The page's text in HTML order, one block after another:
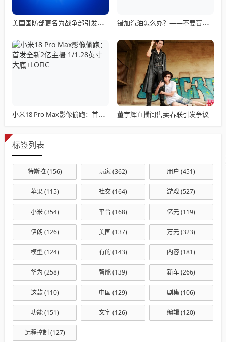
美国国防部更名为战争部引发关注热议 错加汽油怎么办？——不要盲目混合使用不同标号汽油
小米18 Pro Max影像偷跑：首发全新2亿主摄 1/1.28英寸大底+LOFIC 董宇辉直播间售卖春联引发争议
标签列表
特斯拉(156) 玩家(362) 用户 (451)
苹果(115) 社交(164) 游戏(527)
小米(354) 平台 (168) 亿元(119)
伊朗 (126) 美国 (137) 万元(323)
模型 (124) 有的 (143) 内容(181)
华为 (258) 智能(139) 新车(266)
这款(110) 中国 (129) 剧集(106)
功能(151) 文字(126) 编辑(120)
远程控制 (127)